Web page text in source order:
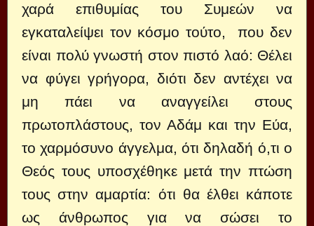
χαρά επιθυμίας του Συμεών να
εγκαταλείψει τον κόσμο τούτο, που δεν
είναι πολύ γνωστή στον πιστό λαό: Θέλει
να φύγει γρήγορα, διότι δεν αντέχει να
μη πάει να αναγγείλει στους
πρωτοπλάστους, τον Αδάμ και την Εύα,
το χαρμόσυνο άγγελμα, ότι δηλαδή ό,τι ο
Θεός τους υποσχέθηκε μετά την πτώση
τους στην αμαρτία: ότι θα έλθει κάποτε
ως άνθρωπος για να σώσει το